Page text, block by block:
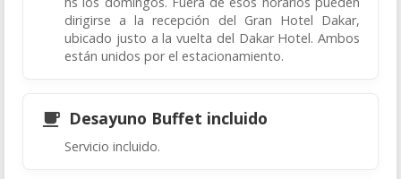
dirigirse a la recepción del Gran Hotel Dakar,
ubicado justo a la vuelta del Dakar Hotel. Ambos
están unidos por el estacionamiento.
Desayuno Buffet incluido
Servicio incluido.